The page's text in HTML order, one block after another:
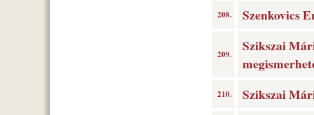
208. Szenkovics
209.
Szikszai
210. Szikszai